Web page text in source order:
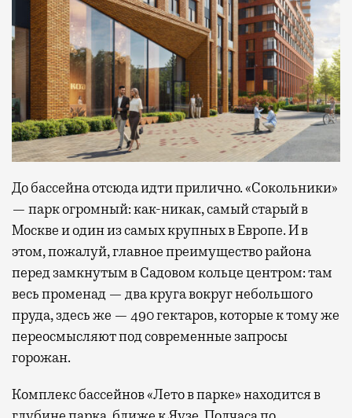
До бассейна отсюда идти прилично. «Сокольники»
— парк огромный: как-никак, самый старый в
Москве и один из самых крупных в Европе. И в
этом, пожалуй, главное преимущество района
перед замкнутым в Садовом кольце центром: там
весь променад — два круга вокруг небольшого
пруда, здесь же — 490 гектаров, которые к тому же
переосмысляют под современные запросы
горожан.
Комплекс бассейнов «Лето в парке» находится в